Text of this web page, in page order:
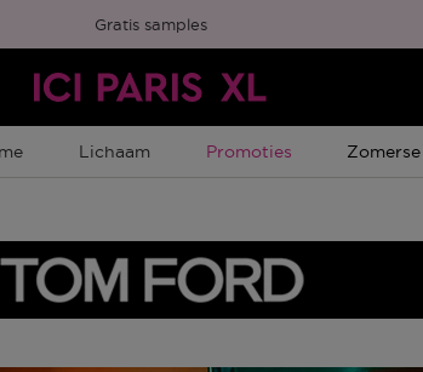
Gratis samples
Lichaam Tijdelijke Promotie
Promoties Tijdelijke